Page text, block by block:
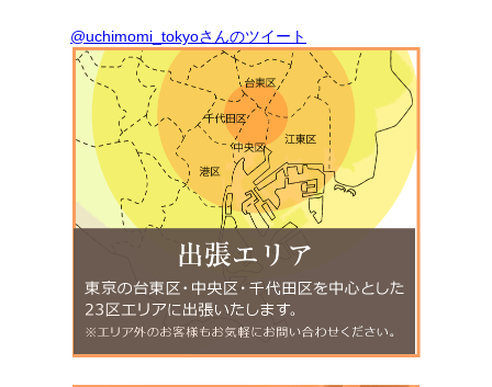
@uchimomi_tokyoさんのツイート